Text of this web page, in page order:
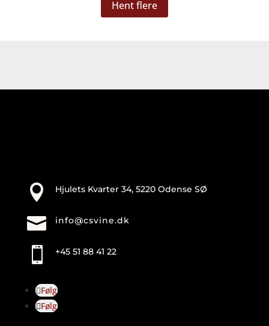
Hent flere
 Hjulets Kvarter 34, 5220 Odense SØ
 info@csvine.dk
 +45 51 88 41 22
Følg
Følg